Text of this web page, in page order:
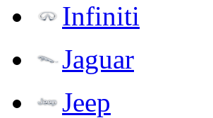
Infiniti
Jaguar
Jeep